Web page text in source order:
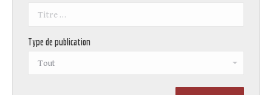
Type de publication